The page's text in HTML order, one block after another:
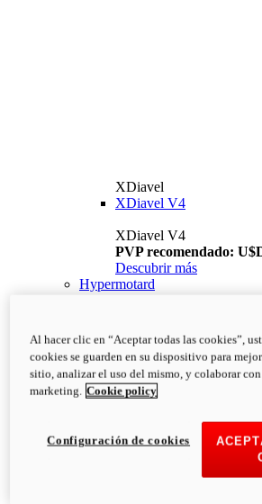
XDiavel
XDiavel V4
XDiavel V4
PVP recomendado:
Descubrir más
Hypermotard
Al hacer clic en “Aceptar todas las cookies”,
cookies se guarden en su dispositivo para
sitio, analizar el uso del mismo, y colaborar
marketing. Cookie policy
Configuración de cookies